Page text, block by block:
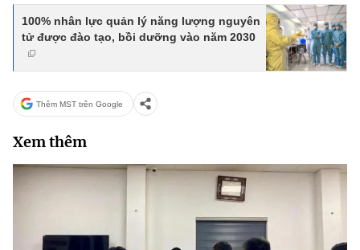
100% nhân lực quản lý năng lượng nguyên
tử được đào tạo, bồi dưỡng vào năm 2030
Thêm MST trên Google
Xem thêm